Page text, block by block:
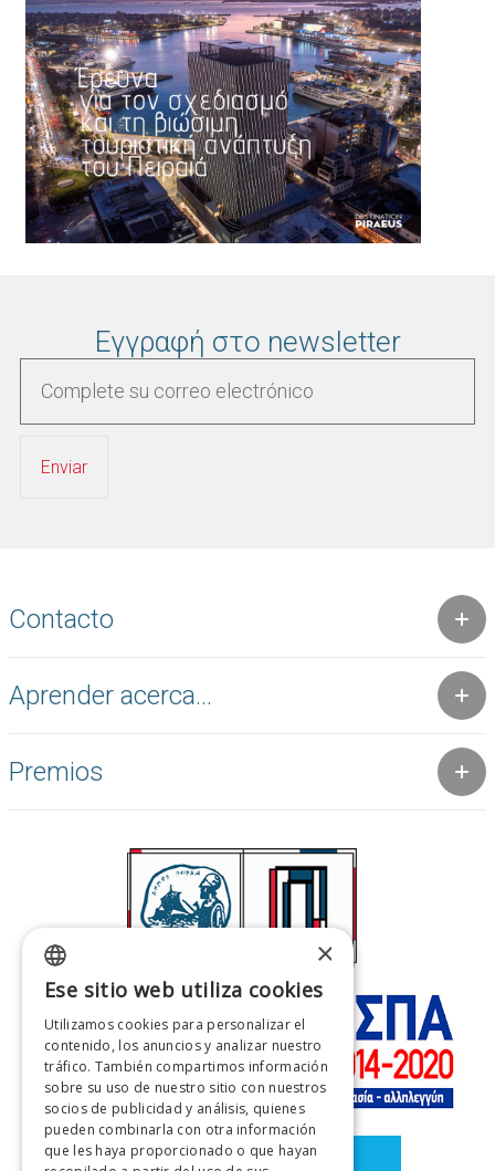
Εγγραφή στο newsletter
Contacto
Aprender acerca...
Premios
GREEK
ENGLISH
FRENCH
ITALIAN
GERMAN
×
Ese sitio web utiliza cookies
Utilizamos cookies para personalizar el
contenido, los anuncios y analizar nuestro
tráfico. También compartimos información
sobre su uso de nuestro sitio con nuestros
socios de publicidad y análisis, quienes
pueden combinarla con otra información
que les haya proporcionado o que hayan